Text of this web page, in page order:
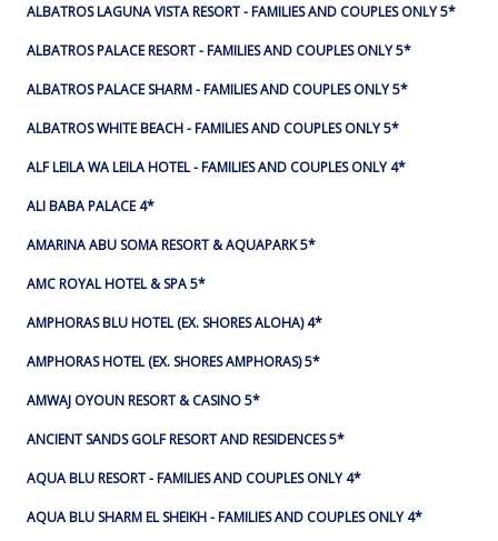
ALBATROS LAGUNA VISTA RESORT - FAMILIES AND COUPLES ONLY 5*
ALBATROS PALACE RESORT - FAMILIES AND COUPLES ONLY 5*
ALBATROS PALACE SHARM - FAMILIES AND COUPLES ONLY 5*
ALBATROS WHITE BEACH - FAMILIES AND COUPLES ONLY 5*
ALF LEILA WA LEILA HOTEL - FAMILIES AND COUPLES ONLY 4*
ALI BABA PALACE 4*
AMARINA ABU SOMA RESORT & AQUAPARK 5*
AMC ROYAL HOTEL & SPA 5*
AMPHORAS BLU HOTEL (EX. SHORES ALOHA) 4*
AMPHORAS HOTEL (EX. SHORES AMPHORAS) 5*
AMWAJ OYOUN RESORT & CASINO 5*
ANCIENT SANDS GOLF RESORT AND RESIDENCES 5*
AQUA BLU RESORT - FAMILIES AND COUPLES ONLY 4*
AQUA BLU SHARM EL SHEIKH - FAMILIES AND COUPLES ONLY 4*